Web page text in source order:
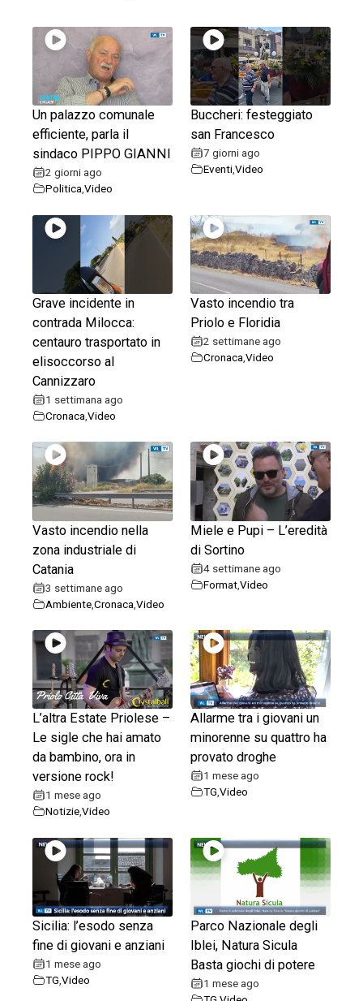
Un palazzo comunale
efficiente, parla il
sindaco PIPPO GIANNI
2 giorni ago
Politica Video
Buccheri: festeggiato
san Francesco
7 giorni ago
Eventi,Video
Grave incidente in
contrada Milocca:
centauro trasportato in
elisoccorso al
Cannizzaro
1 settimana ago
Cronaca Video
Vasto incendio tra
Priolo e Floridia
2 settimane ago
Cronaca ,Video
Vasto incendio nella
zona industriale di
Catania
3 settimane ago
AmbienteCronaca Video
Miele e Pupi – L’eredità
di Sortino
4 settimane ago
Format,Video
L’altra Estate Priolese –
Le sigle che hai amato
da bambino, ora in
versione rock!
1 mese ago
NotizieVideo
Allarme tra i giovani un
minorenne su quattro ha
provato droghe
1 mese ago
TG ,Video
Sicilia: l’esodo senza
fine di giovani e anziani
1 mese ago
TG Video
Parco Nazionale degli
Iblei, Natura Sicula
Basta giochi di potere
1 mese ago